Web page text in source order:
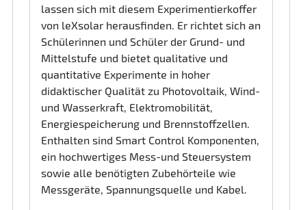
lassen sich mit diesem Experimentierkoffer
von leXsolar herausfinden. Er richtet sich an
Schülerinnen und Schüler der Grund- und
Mittelstufe und bietet qualitative und
quantitative Experimente in hoher
didaktischer Qualität zu Photovoltaik, Wind-
und Wasserkraft, Elektromobilität,
Energiespeicherung und Brennstoffzellen.
Enthalten sind Smart Control Komponenten,
ein hochwertiges Mess-und Steuersystem
sowie alle benötigten Zubehörteile wie
Messgeräte, Spannungsquelle und Kabel.